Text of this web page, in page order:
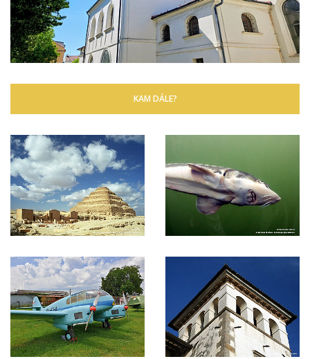
KAM DÁLE?